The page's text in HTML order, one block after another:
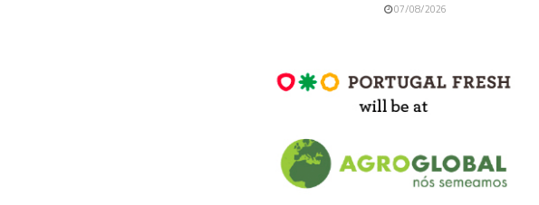
07/08/2026